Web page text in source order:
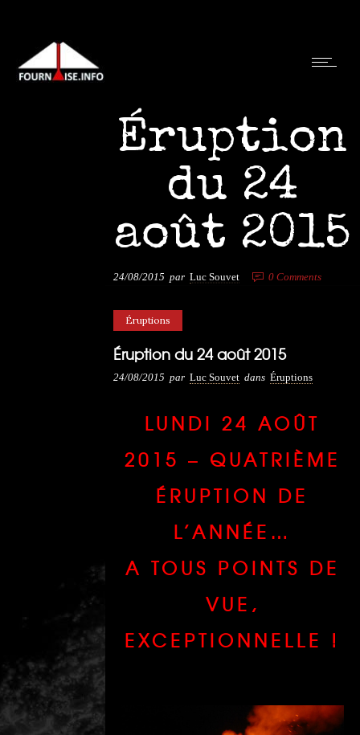
Éruption
du 24
août 2015
24/08/2015 par Luc Souvet 0Comments
Éruptions
Éruption du 24 août 2015
24/08/2015 par Luc Souvet dans Éruptions
LUNDI 24 AOÛT
2015 – QUATRIÈME
ÉRUPTION DE
L’ANNÉE…
A TOUS POINTS DE
VUE,
EXCEPTIONNELLE !